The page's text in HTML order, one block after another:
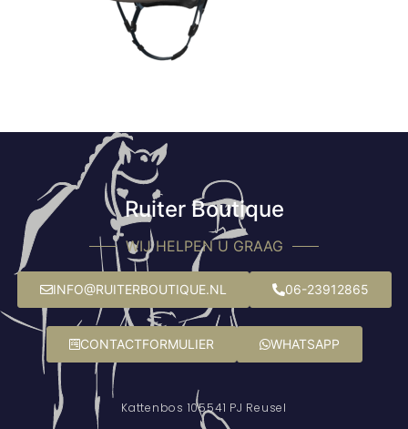
Ruiter Boutique
WIJ HELPEN U GRAAG
INFO@RUITERBOUTIQUE.NL 06-23912865
CONTACTFORMULIER WHATSAPP
Kattenbos 105541 PJ Reusel